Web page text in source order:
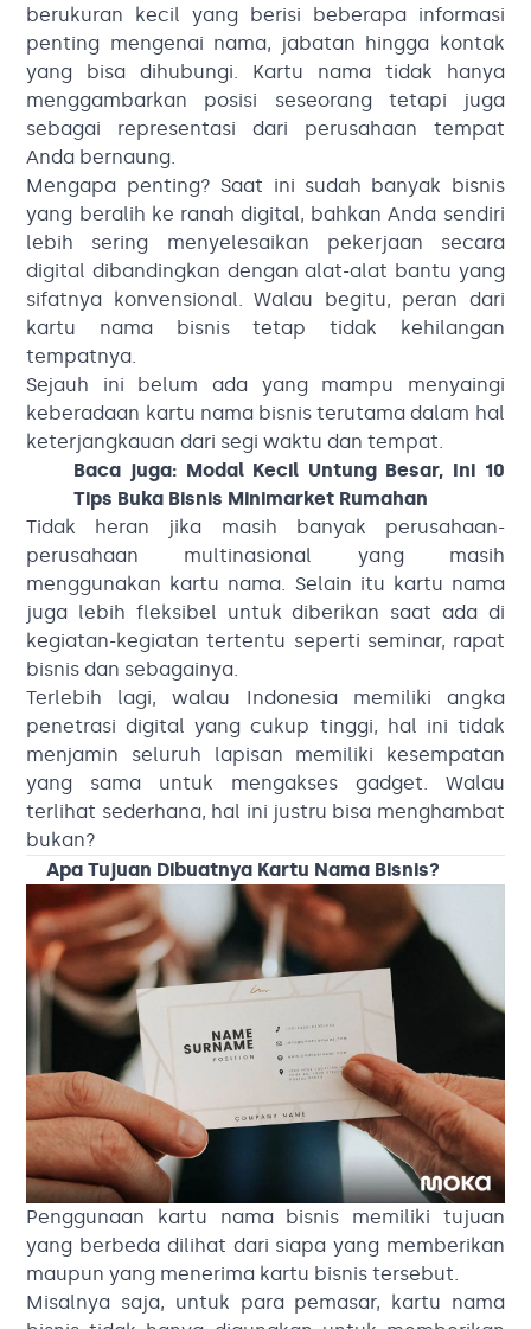
berukuran kecil yang berisi beberapa informasi
penting mengenai nama, jabatan hingga kontak
yang bisa dihubungi. Kartu nama tidak hanya
menggambarkan posisi seseorang tetapi juga
sebagai representasi dari perusahaan tempat
Anda bernaung.
Mengapa penting? Saat ini sudah banyak bisnis
yang beralih ke ranah digital, bahkan Anda sendiri
lebih sering menyelesaikan pekerjaan secara
digital dibandingkan dengan alat-alat bantu yang
sifatnya konvensional. Walau begitu, peran dari
kartu nama bisnis tetap tidak kehilangan
tempatnya.
Sejauh ini belum ada yang mampu menyaingi
keberadaan kartu nama bisnis terutama dalam hal
keterjangkauan dari segi waktu dan tempat.
Baca juga: Modal Kecil Untung Besar, Ini 10
Tips Buka Bisnis Minimarket Rumahan
Tidak heran jika masih banyak perusahaan-
perusahaan multinasional yang masih
menggunakan kartu nama. Selain itu kartu nama
juga lebih fleksibel untuk diberikan saat ada di
kegiatan-kegiatan tertentu seperti seminar, rapat
bisnis dan sebagainya.
Terlebih lagi, walau Indonesia memiliki angka
penetrasi digital yang cukup tinggi, hal ini tidak
menjamin seluruh lapisan memiliki kesempatan
yang sama untuk mengakses gadget. Walau
terlihat sederhana, hal ini justru bisa menghambat
bukan?
Apa Tujuan Dibuatnya Kartu Nama Bisnis?
Penggunaan kartu nama bisnis memiliki tujuan
yang berbeda dilihat dari siapa yang memberikan
maupun yang menerima kartu bisnis tersebut.
Misalnya saja, untuk para pemasar, kartu nama